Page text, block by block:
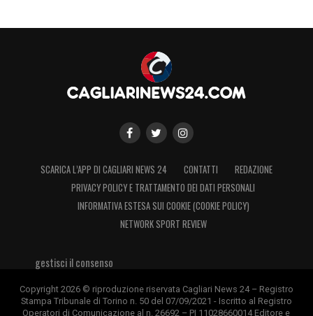
SCARICA L’APP DI CAGLIARI NEWS 24 CONTATTI
REDAZIONE
PRIVACY POLICY E TRATTAMENTO DEI DATI PERSONALI
INFORMATIVA ESTESA SUI COOKIE (COOKIE POLICY)
NETWORK SPORT REVIEW
gestisci il consenso
Copyright 2026 © riproduzione riservata Cagliari News 24 – Registro
Stampa Tribunale di Torino n. 50 del 07/09/2021 - Iscritto al Registro
Operatori di Comunicazione al n. 26692 – PI 11028660014 Editore e